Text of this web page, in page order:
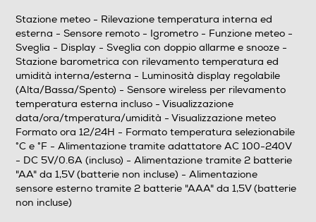
NOTA: Utilizzando il prodotto con le batterie, la
luminosità del display non è regolabile: si accenderà solo
al tocco del tasto dedicatoin modalità Bassa luminosità.
Utilizzando l'alimentatore, la lumnosità è regolabile tra
Alta/Bassa/Spento. NOTA: La proiezione dell'ora a
muro funziona solo utilizzando l'alimentatore (incluso)
Funzioni e Plus
Rilevazione temperatura
Rilevazione temperatura interna ed esterna
Stazione meteo - Rilevazione temperatura interna ed
esterna - Sensore remoto - Igrometro - Funzione meteo -
Sveglia - Display - Sveglia con doppio allarme e snooze -
Stazione barometrica con rilevamento temperatura ed
umidità interna/esterna - Luminosità display regolabile
(Alta/Bassa/Spento) - Sensore wireless per rilevamento
temperatura esterna incluso - Visualizzazione
data/ora/tmperatura/umidità - Visualizzazione meteo
Formato ora 12/24H - Formato temperatura selezionabile
°C e °F - Alimentazione tramite adattatore AC 100-240V
- DC 5V/0.6A (incluso) - Alimentazione tramite 2 batterie
"AA" da 1,5V (batterie non incluse) - Alimentazione
sensore esterno tramite 2 batterie "AAA" da 1,5V (batterie
non incluse)